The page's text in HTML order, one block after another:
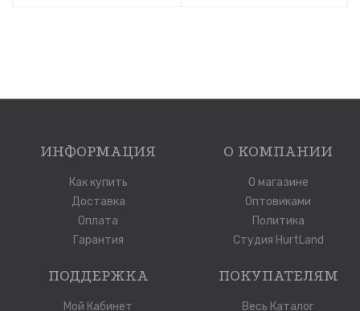
ИНФОРМАЦИЯ
Как купить
Доставка
Оплата
Гарантия
О КОМПАНИИ
О магазине
Оптовиками
Политика
Студия HurtLand
ПОДДЕРЖКА
Мой Кабинет
ПОКУПАТЕЛЯМ
Весь Каталог